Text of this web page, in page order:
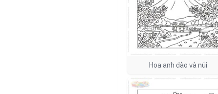
Hoa anh đào và núi